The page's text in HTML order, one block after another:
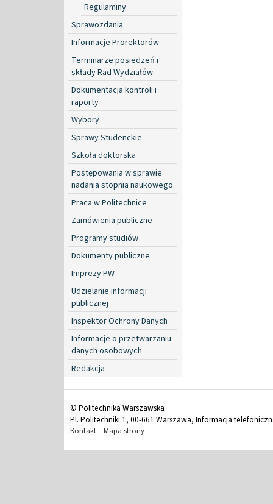
Regulaminy
Sprawozdania
Informacje Prorektorów
Terminarze posiedzeń i
składy Rad Wydziałów
Dokumentacja kontroli i
raporty
Wybory
Sprawy Studenckie
Szkoła doktorska
Postępowania w sprawie
nadania stopnia naukowego
Praca w Politechnice
Zamówienia publiczne
Programy studiów
Dokumenty publiczne
Imprezy PW
Udzielanie informacji
publicznej
Inspektor Ochrony Danych
Informacje o przetwarzaniu
danych osobowych
Redakcja
© Politechnika Warszawska
Pl. Politechniki 1, 00-661 Warszawa, Informacja
Kontakt Mapa strony